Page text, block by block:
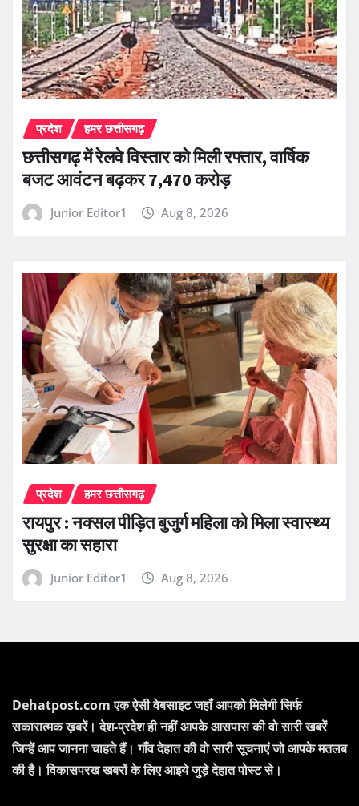
प्रदेश हमर छत्तीसगढ़
छत्तीसगढ़ में रेलवे विस्तार को मिली रफ्तार, वार्षिक
बजट आवंटन बढ़कर 7,470 करोड़
Junior Editor1 Aug 8, 2026
प्रदेश हमर छत्तीसगढ़
रायपुर : नक्सल पीड़ित बुजुर्ग महिला को मिला स्वास्थ्य
सुरक्षा का सहारा
Junior Editor1 Aug 8, 2026
Dehatpost.com एक ऐसी वेबसाइट जहाँ आपको मिलेगी सिर्फ
सकारात्मक ख़बरें। देश-प्रदेश ही नहीं आपके आसपास की वो सारी खबरें
जिन्हें आप जानना चाहते हैं। गाँव देहात की वो सारी सूचनाएं जो आपके मतलब
की है। विकासपरख खबरों के लिए आइये जुड़े देहात पोस्ट से।